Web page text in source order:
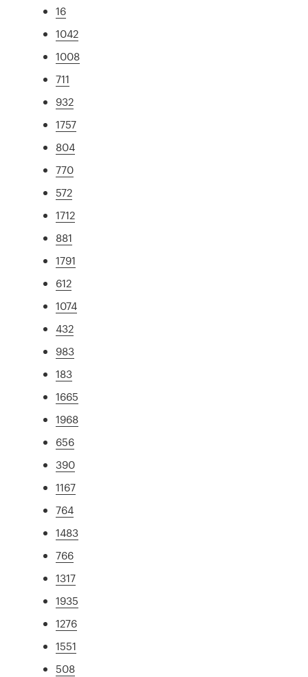
16
1042
1008
711
932
1757
804
770
572
1712
881
1791
612
1074
432
983
183
1665
1968
656
390
1167
764
1483
766
1317
1935
1276
1551
508